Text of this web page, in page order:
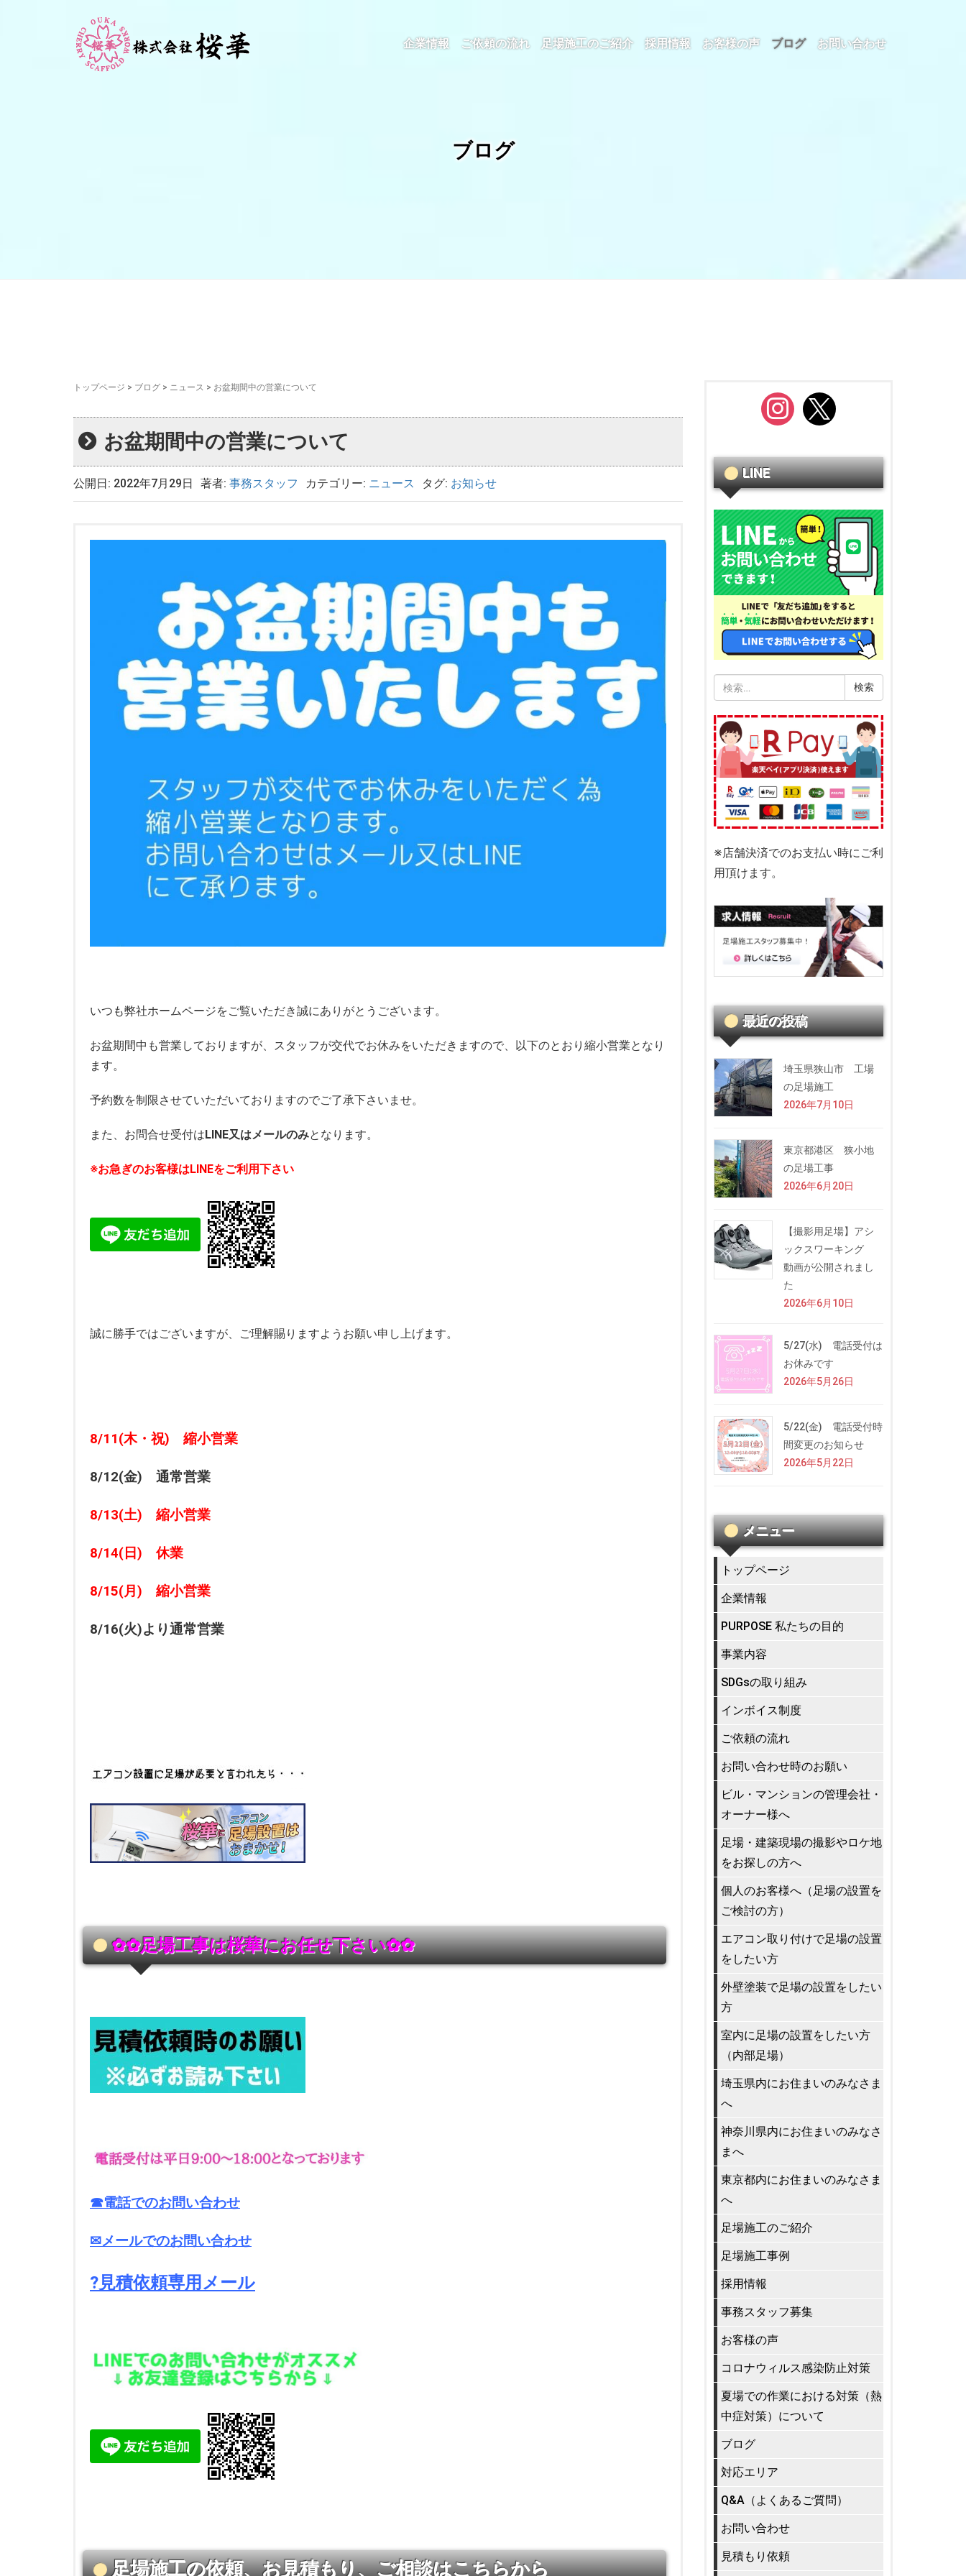
企業情報 ご依頼の流れ 足場施工のご紹介 採用情報 お客様の声 ブログ お問い合わせ
ブログ
トップページ > ブログ > ニュース > お盆期間中の営業について
お盆期間中の営業について
公開日: 2022年7月29日 著者: 事務スタッフ カテゴリー: ニュース タグ: お知らせ
いつも弊社ホームページをご覧いただき誠にありがとうございます。
お盆期間中も営業しておりますが、スタッフが交代でお休みをいただきますので、以下のとおり縮小営業となり
ます。
予約数を制限させていただいておりますのでご了承下さいませ。
また、お問合せ受付はLINE又はメールのみとなります。
※お急ぎのお客様はLINEをご利用下さい
誠に勝手ではございますが、ご理解賜りますようお願い申し上げます。
8/11(木・祝) 縮小営業
8/12(金) 通常営業
8/13(土) 縮小営業
8/14(日) 休業
8/15(月) 縮小営業
8/16(火)より通常営業
✿✿足場工事は桜華にお任せ下さい✿✿
☎電話でのお問い合わせ
✉メールでのお問い合わせ
?見積依頼専用メール
足場施工の依頼、お見積もり、ご相談はこちらから
instagram
x
LINE
索:
※店舗決済でのお支払い時にご利
用頂けます。
最近の投稿
埼玉県狭山市 工場
の足場施工
2026年7月10日
東京都港区 狭小地
の足場工事
2026年6月20日
【撮影用足場】アシ
ックスワーキング
動画が公開されまし
た
2026年6月10日
5/27(水) 電話受付は
お休みです
2026年5月26日
5/22(金) 電話受付時
間変更のお知らせ
2026年5月22日
メニュー
トップページ
企業情報
PURPOSE 私たちの目的
事業内容
SDGsの取り組み
インボイス制度
ご依頼の流れ
お問い合わせ時のお願い
ビル・マンションの管理会社・
オーナー様へ
足場・建築現場の撮影やロケ地
をお探しの方へ
個人のお客様へ（足場の設置を
ご検討の方）
エアコン取り付けで足場の設置
をしたい方
外壁塗装で足場の設置をしたい
方
室内に足場の設置をしたい方
（内部足場）
埼玉県内にお住まいのみなさま
へ
神奈川県内にお住まいのみなさ
まへ
東京都内にお住まいのみなさま
へ
足場施工のご紹介
足場施工事例
採用情報
事務スタッフ募集
お客様の声
コロナウィルス感染防止対策
夏場での作業における対策（熱
中症対策）について
ブログ
対応エリア
Q&A（よくあるご質問）
お問い合わせ
見積もり依頼